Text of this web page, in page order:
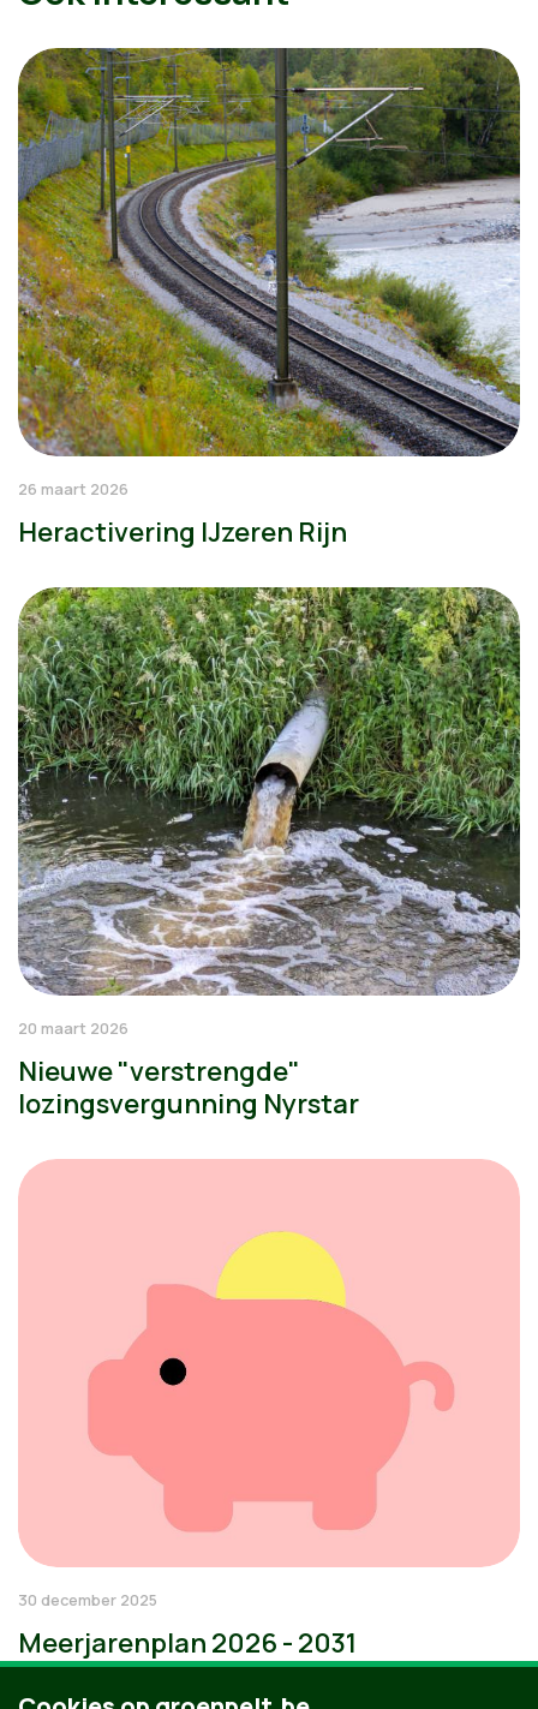
26 maart 2026
Heractivering IJzeren Rijn
20 maart 2026
Nieuwe "verstrengde"
lozingsvergunning Nyrstar
30 december 2025
Meerjarenplan 2026 - 2031